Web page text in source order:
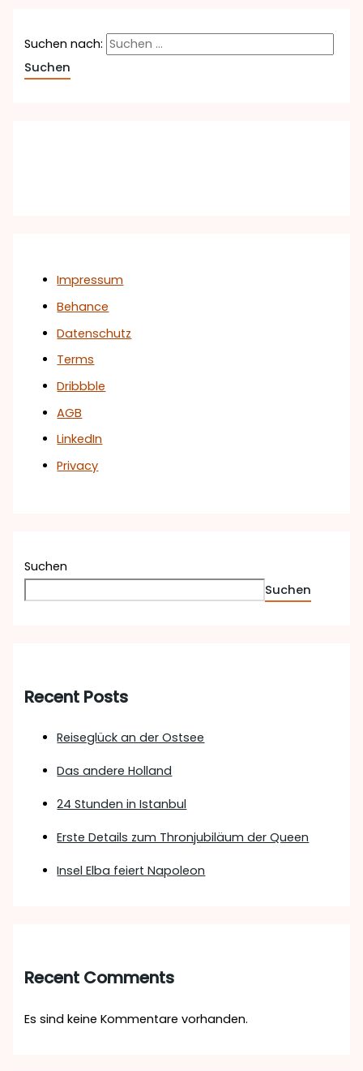
Suchen nach:
Impressum
Behance
Datenschutz
Terms
Dribbble
AGB
LinkedIn
Privacy
Suchen
Suchen
Recent Posts
Reiseglück an der Ostsee
Das andere Holland
24 Stunden in Istanbul
Erste Details zum Thronjubiläum der Queen
Insel Elba feiert Napoleon
Recent Comments
Es sind keine Kommentare vorhanden.